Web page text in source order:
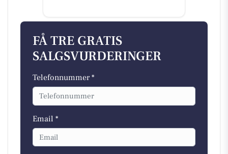
FÅ TRE GRATIS
SALGSVURDERINGER
Telefonnummer *
Email *